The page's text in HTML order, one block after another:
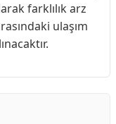
farklılık arz
ulaşım